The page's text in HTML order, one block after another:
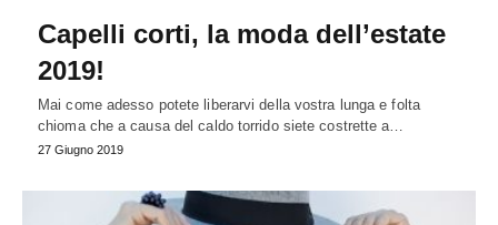
Capelli corti, la moda dell’estate
2019!
Mai come adesso potete liberarvi della vostra lunga e folta
chioma che a causa del caldo torrido siete costrette a…
27 Giugno 2019